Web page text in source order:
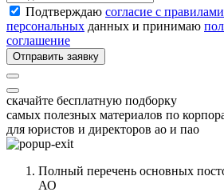
Подтверждаю согласие с
персональных данных и принимаю
соглашение
Отправить заявку
скачайте бесплатную подборку
самых полезных материалов по
для юристов и директоров ао и пао
Полный перечень основных
АО